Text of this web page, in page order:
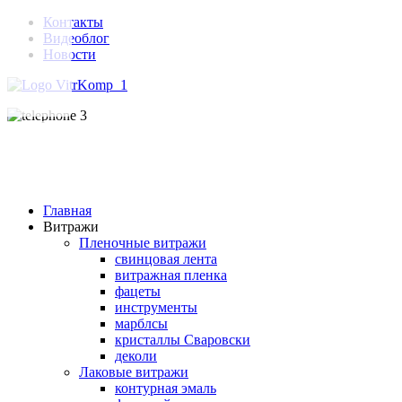
Контакты
Видеоблог
Новости
Главная
Витражи
Пленочные витражи
свинцовая лента
витражная пленка
фацеты
инструменты
марблсы
кристаллы Сваровски
деколи
Лаковые витражи
контурная эмаль